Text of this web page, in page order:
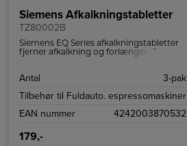
Siemens Afkalkningstabletter
TZ80002B
Siemens EQ Series afkalkningstabletter
fjerner afkalkning og forlænger din
Antal
3-pak
Tilbehør til Fuldauto. espressomaskiner
EAN nummer
4242003870532
179,-